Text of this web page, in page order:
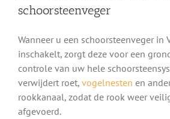
schoorsteenveger
Wanneer u een schoorsteenveger in
inschakelt, zorgt deze voor een
controle van uw hele
verwijdert roet, vogelnesten en
rookkanaal, zodat de rook weer
afgevoerd.